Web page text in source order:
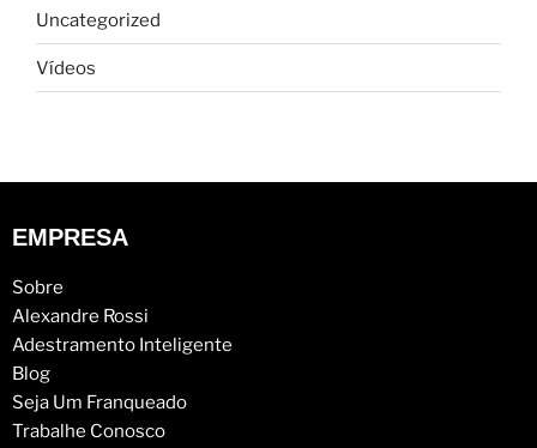
Uncategorized
Vídeos
EMPRESA
Sobre
Alexandre Rossi
Adestramento Inteligente
Blog
Seja Um Franqueado
Trabalhe Conosco